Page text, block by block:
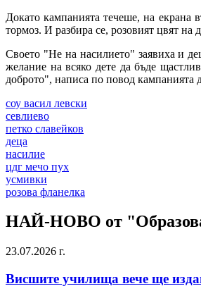
Докато кампанията течеше, на екрана
тормоз. И разбира се, розовият цвят на
Своето "Не на насилието" заявиха и
желание на всяко дете да бъде
доброто", написа по повод
соу васил левски
севлиево
петко славейков
деца
насилие
цдг мечо пух
усмивки
розова фланелка
НАЙ-НОВО от
23.07.2026 г.
Висшите училища вече ще